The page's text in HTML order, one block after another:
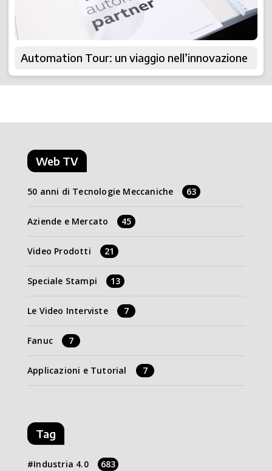
Automation Tour: un viaggio nell’innovazione
Web TV
50 anni di Tecnologie Meccaniche 63
Aziende e Mercato 45
Video Prodotti 21
Speciale Stampi 13
Le Video Interviste 7
Fanuc 7
Applicazioni e Tutorial 7
Tag
Industria 4.0 683